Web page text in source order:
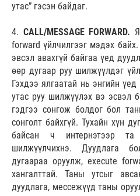
утас” гэсэн байдаг.
4. CALL/MESSAGE FORWARD.
forward үйлчилгээг мэдэх байх.
эвсэл авахгүй байгаа үед
өөр дугаар руу шилжүүлдэг
Гэхдээ ялгаатай нь энгийн
утас руу шилжүүлэх вэ эсвэл
гэдгээ сонгож болдог бол
сонголт байхгүй. Тухайн хүн
байсан ч интернэтээр
шилжүүлчихнэ. Дуудлага
дугаараа оруулж, execute
хангалттай. Таны утсыг
дуудлага, мессежүүд таны